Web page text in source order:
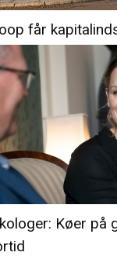
får
Køer på